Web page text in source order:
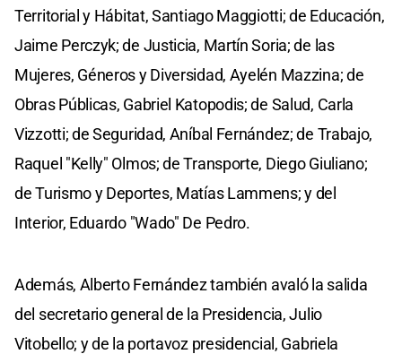
Territorial y Hábitat, Santiago Maggiotti; de Educación,
Jaime Perczyk; de Justicia, Martín Soria; de las
Mujeres, Géneros y Diversidad, Ayelén Mazzina; de
Obras Públicas, Gabriel Katopodis; de Salud, Carla
Vizzotti; de Seguridad, Aníbal Fernández; de Trabajo,
Raquel "Kelly" Olmos; de Transporte, Diego Giuliano;
de Turismo y Deportes, Matías Lammens; y del
Interior, Eduardo "Wado" De Pedro.
Además, Alberto Fernández también avaló la salida
del secretario general de la Presidencia, Julio
Vitobello; y de la portavoz presidencial, Gabriela